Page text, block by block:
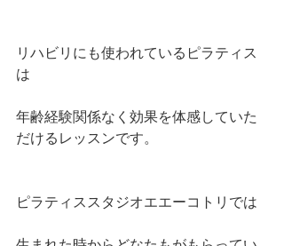
リハビリにも使われているピラティス
は
年齢経験関係なく効果を体感していた
だけるレッスンです。
ピラティススタジオエエーコトリでは